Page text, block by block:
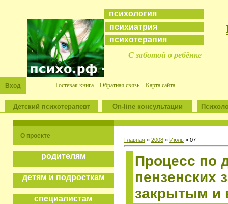
психология
психиатрия
психотерапия
С заботой о ребёнке
Вход Гостевая книга Обратная связь Карта сайта
Детский психотерапевт On-line консультации
О проекте
родителям
детям и подросткам
специалистам
Главная » 2008 » Июль » 07
Процесс по
пензенских
закрытым и